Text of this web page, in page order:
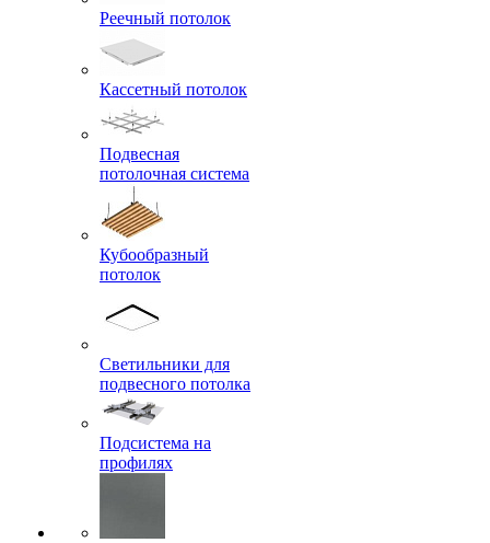
Реечный потолок
Кассетный потолок
Подвесная
потолочная система
Кубообразный
потолок
Светильники для
подвесного потолка
Подсистема на
профилях